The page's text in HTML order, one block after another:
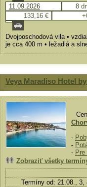
11.09.2026 8
133,16 €
Dvojposchodová vila •
je cca 400 m • ležadlá a
Veya Maradiso Hotel
-
-
-
Zobraziť všetky
Termíny od: 21.08.,